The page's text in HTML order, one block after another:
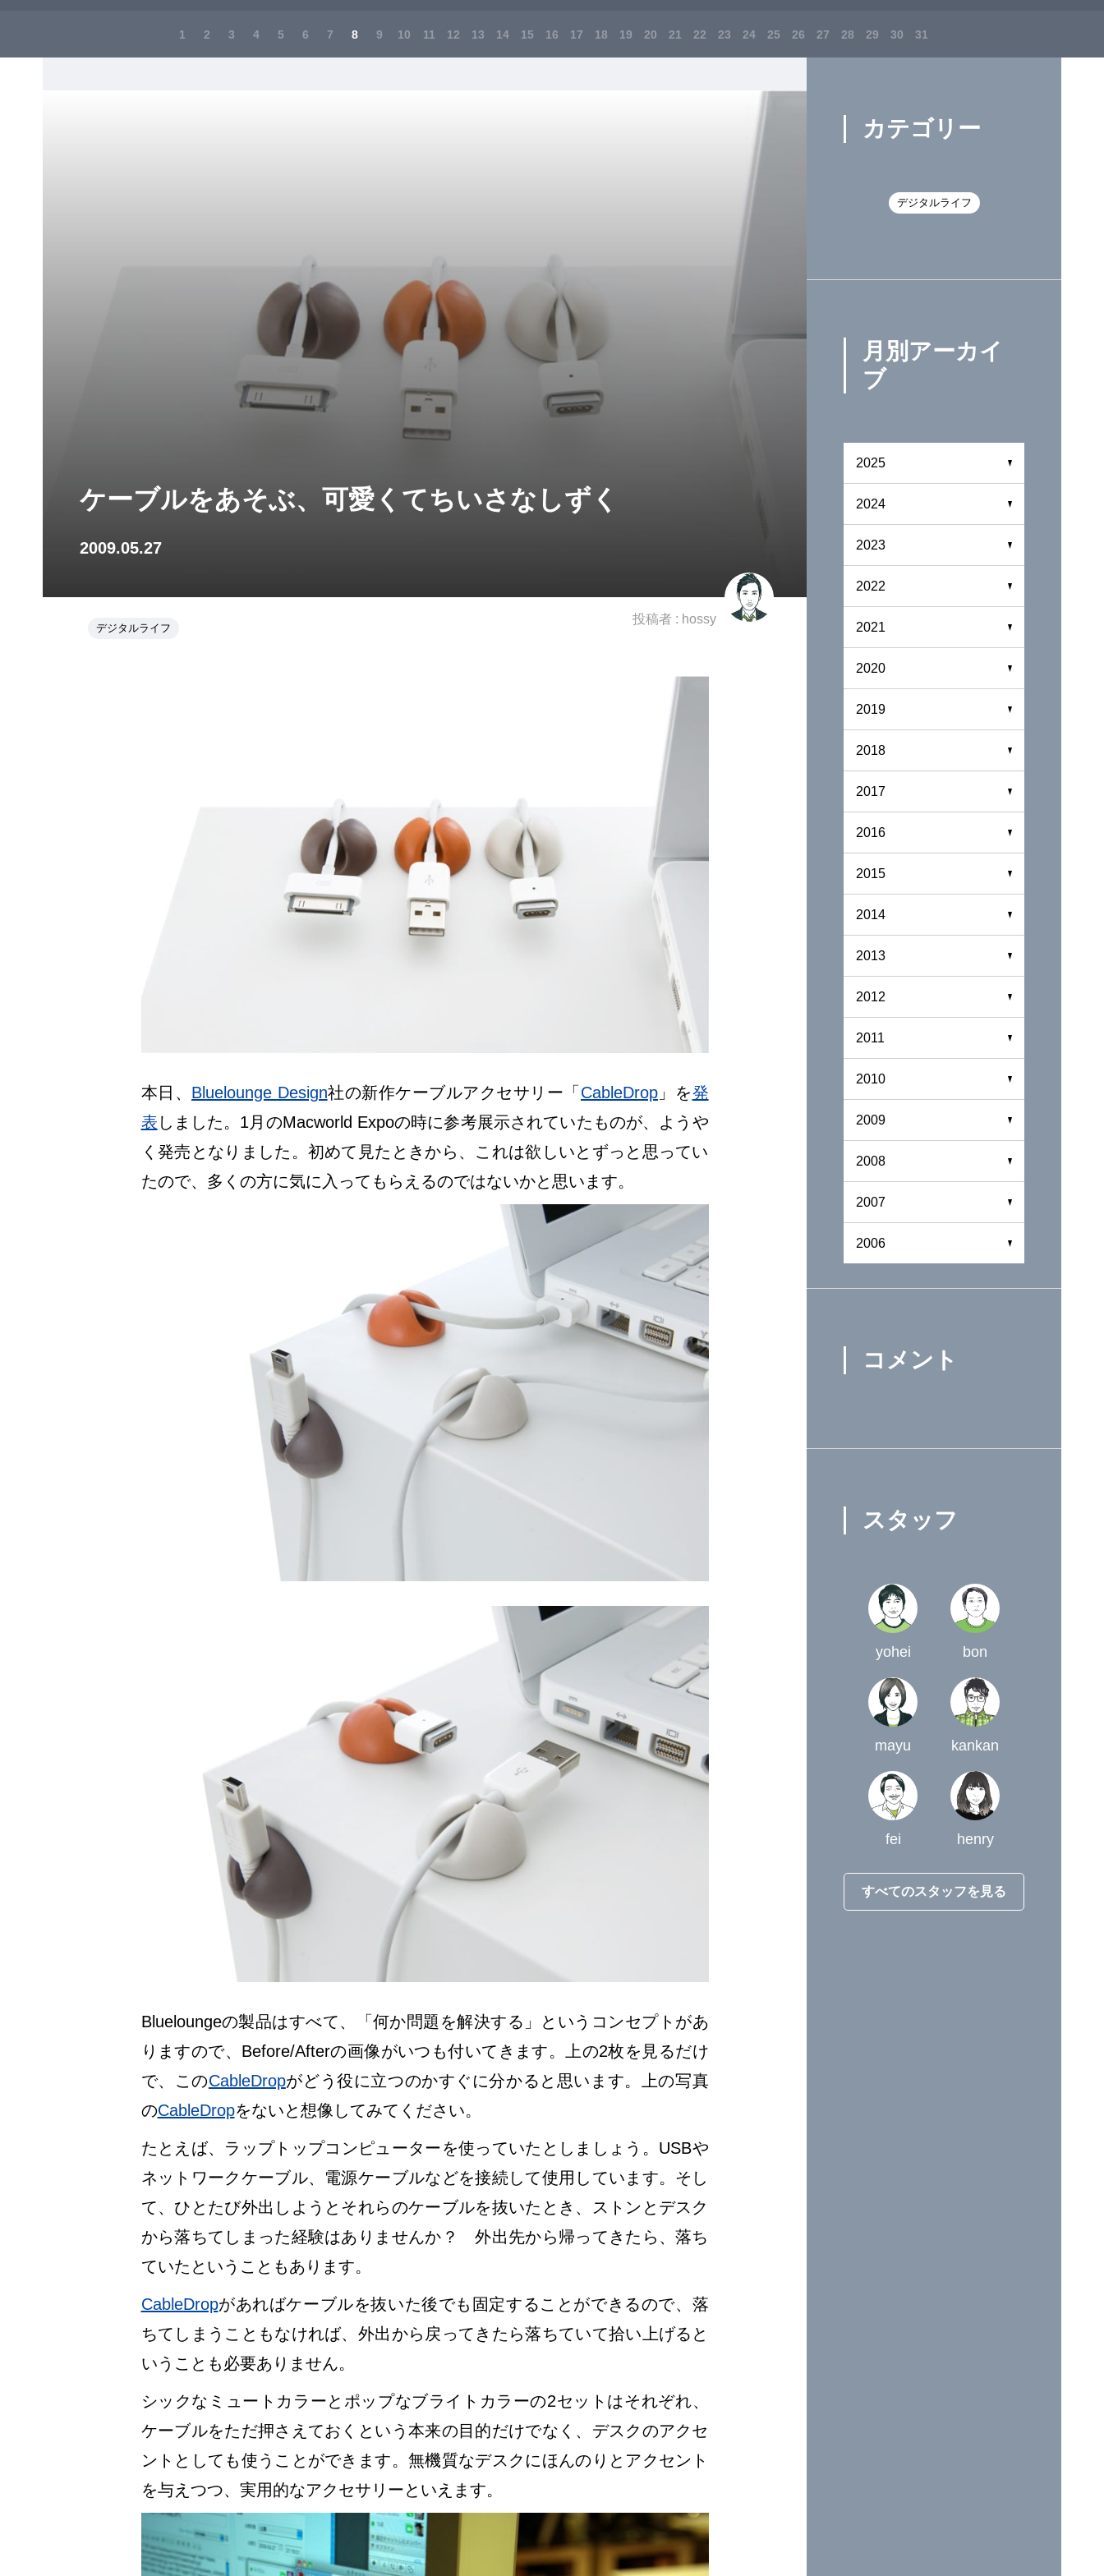
1 2 3 4 5 6 7 8 9 10 11 12 13 14 15 16 17 18 19 20 21 22 23 24 25 26 27 28 29 30 31
ケーブルをあそぶ、可愛くてちいさなしずく
2009.05.27
投稿者 : hossy
デジタルライフ
本日、 Bluelounge Design社の新作ケーブルアクセサリー「 CableDrop」を発
表 しました。1月のMacworld Expoの時に参考展示されていたものが、ようや
く発売となりました。初めて見たときから、これは欲しいとずっと思ってい
たので、多くの方に気に入ってもらえるのではないかと思います。
Blueloungeの製品はすべて、「何か問題を解決する」というコンセプトがあ
りますので、Before/Afterの画像がいつも付いてきます。上の2枚を見るだけ
で、このCableDropがどう役に立つのかすぐに分かると思います。上の写真
のCableDropをないと想像してみてください。
たとえば、ラップトップコンピューターを使っていたとしましょう。USBや
ネットワークケーブル、電源ケーブルなどを接続して使用しています。そし
て、ひとたび外出しようとそれらのケーブルを抜いたとき、ストンとデスク
から落ちてしまった経験はありませんか？ 外出先から帰ってきたら、落ち
ていたということもあります。
CableDropがあればケーブルを抜いた後でも固定することができるので、落
ちてしまうこともなければ、外出から戻ってきたら落ちていて拾い上げると
いうことも必要ありません。
シックなミュートカラーとポップなブライトカラーの2セットはそれぞれ、
ケーブルをただ押さえておくという本来の目的だけでなく、デスクのアクセ
ントとしても使うことができます。無機質なデスクにほんのりとアクセント
を与えつつ、実用的なアクセサリーといえます。
カテゴリー
デジタルライフ
月別アーカイ
ブ
2025
2024
2023
2022
2021
2020
2019
2018
2017
2016
2015
2014
2013
2012
2011
2010
2009
2008
2007
2006
コメント
スタッフ
yohei bon
mayu kankan
fei henry
すべてのスタッフを見る